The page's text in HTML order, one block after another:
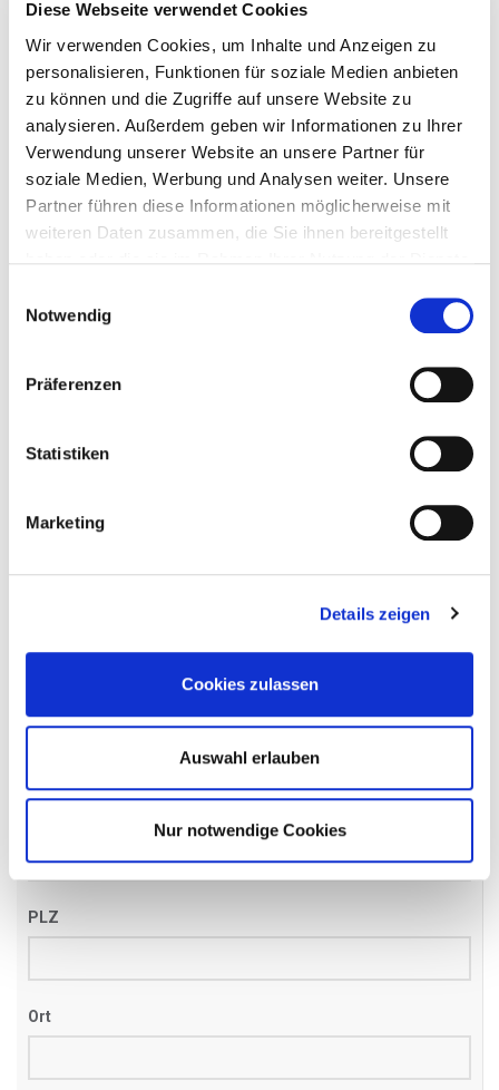
Diese Webseite verwendet Cookies
Wir verwenden Cookies, um Inhalte und Anzeigen zu
personalisieren, Funktionen für soziale Medien anbieten
zu können und die Zugriffe auf unsere Website zu
analysieren. Außerdem geben wir Informationen zu Ihrer
Verwendung unserer Website an unsere Partner für
soziale Medien, Werbung und Analysen weiter. Unsere
Partner führen diese Informationen möglicherweise mit
weiteren Daten zusammen, die Sie ihnen bereitgestellt
Notwendig
Präferenzen
Statistiken
Marketing
Details zeigen
Cookies zulassen
Auswahl erlauben
Nur notwendige Cookies
Bitte bieten Sie mir Flüge an
Persönliche Daten
Anrede
Name*
Telefon*
PLZ
Ort